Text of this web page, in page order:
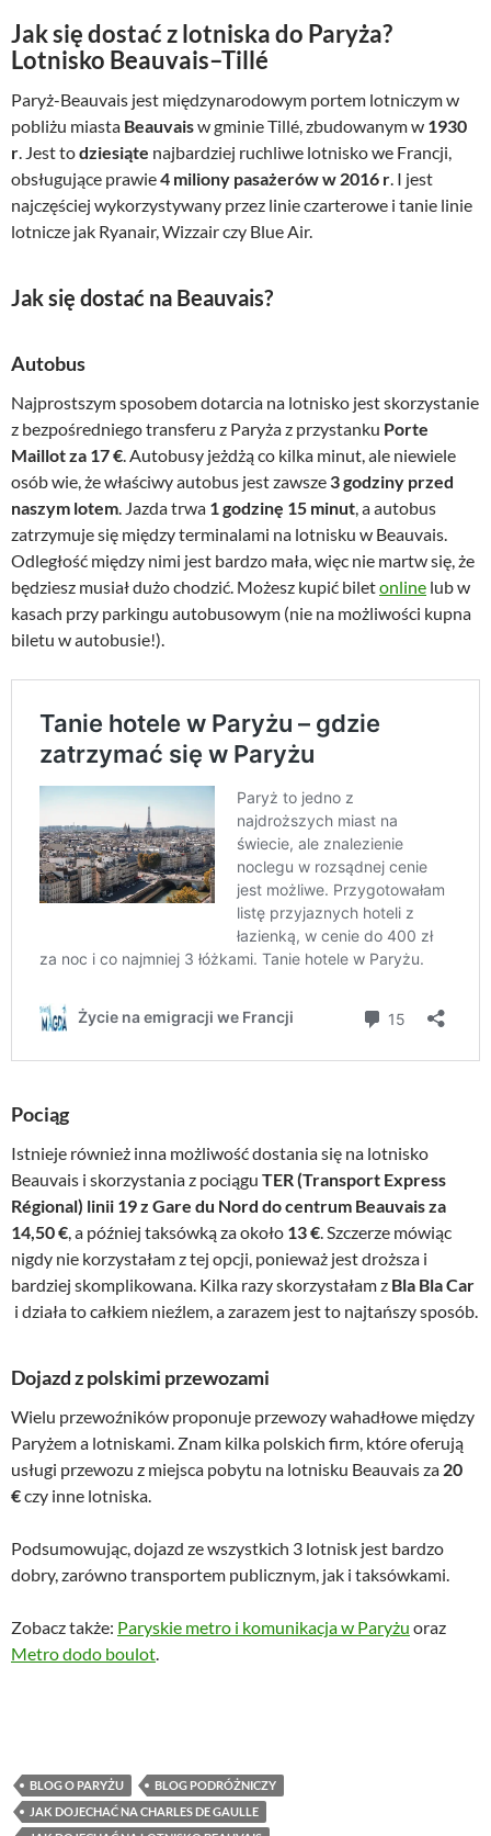
Jak się dostać z lotniska do Paryża?
Lotnisko Beauvais–Tillé
Paryż-Beauvais jest międzynarodowym portem lotniczym w
pobliżu miasta Beauvaisw gminie Tillé, zbudowanym w 1930
r . Jest todziesiąte najbardziej ruchliwe lotnisko we Francji,
obsługujące prawie4 miliony pasażerów w 2016 r . I jest
najczęściej wykorzystywany przez linie czarterowe i tanie linie
lotnicze jak Ryanair, Wizzair czy Blue Air.
Jak się dostać na Beauvais?
Autobus
Najprostszym sposobem dotarcia na lotnisko jest skorzystanie
z bezpośredniego transferu z Paryża z przystanku Porte
Maillot za 17 € . Autobusy jeżdżą co kilka minut, ale niewiele
osób wie, że właściwy autobus jest zawsze 3 godziny przed
naszym lotem . Jazda trwa 1 godzinę 15 minut , a autobus
zatrzymuje się między terminalami na lotnisku w Beauvais.
Odległość między nimi jest bardzo mała, więc nie martw się, że
będziesz musiał dużo chodzić. Możesz kupić biletonline lub w
kasach przy parkingu autobusowym (nie na możliwości kupna
biletu w autobusie!).
Pociąg
Istnieje również inna możliwość dostania się na lotnisko
Beauvais i skorzystania z pociągu TER (Transport Express
Régional) linii 19 z Gare du Nord do centrum Beauvais za
14,50 € , a później taksówką za około 13 € . Szczerze mówiąc
nigdy nie korzystałam z tej opcji, ponieważ jest droższa i
bardziej skomplikowana. Kilka razy skorzystałam z Bla Bla Car
i działa to całkiem nieźlem, a zarazem jest to najtańszy sposób.
Dojazd z polskimi przewozami
Wielu przewoźników proponuje przewozy wahadłowe między
Paryżem a lotniskami. Znam kilka polskich firm, które oferują
usługi przewozu z miejsca pobytu na lotnisku Beauvais za 20
€czy inne lotniska.
Podsumowując, dojazd ze wszystkich 3 lotnisk jest bardzo
dobry, zarówno transportem publicznym, jak i taksówkami.
Zobacz także: Paryskie metro i komunikacja w Paryżu oraz
Metro dodo boulot
BLOG O PARYŻU
BLOG PODRÓŻNICZY
JAK DOJECHAĆ NA CHARLES DE GAULLE